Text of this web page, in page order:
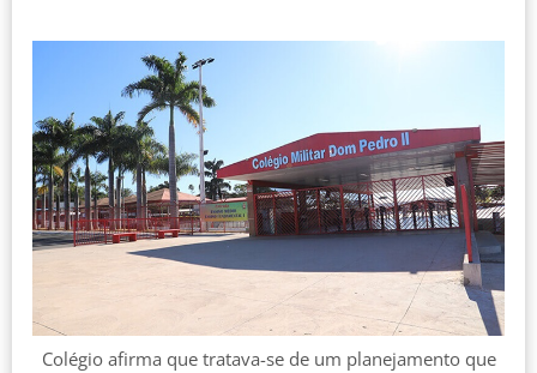
Colégio afirma que tratava-se de um planejamento que